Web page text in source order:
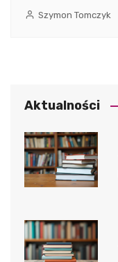
Szymon Tomczyk
Aktualności